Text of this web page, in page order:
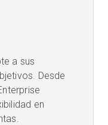
a sus
Desde
en